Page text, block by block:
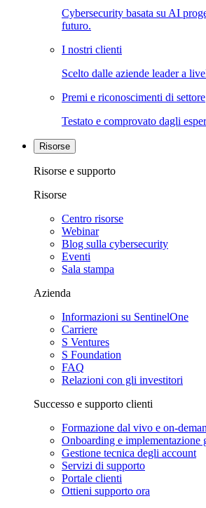
Cybersecurity basata su AI
futuro.
I nostri clienti
Scelto dalle aziende leader a
Premi e riconoscimenti di settore
Testato e comprovato dagli
Risorse
Risorse e supporto
Risorse
Centro risorse
Webinar
Blog sulla cybersecurity
Eventi
Sala stampa
Azienda
Informazioni su SentinelOne
Carriere
S Ventures
S Foundation
FAQ
Relazioni con gli investitori
Successo e supporto clienti
Formazione dal vivo e on-
Onboarding e implementazione
Gestione tecnica degli account
Servizi di supporto
Portale clienti
Ottieni supporto ora